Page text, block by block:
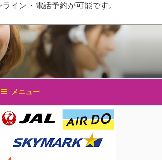
イン・電話予約が可能です。